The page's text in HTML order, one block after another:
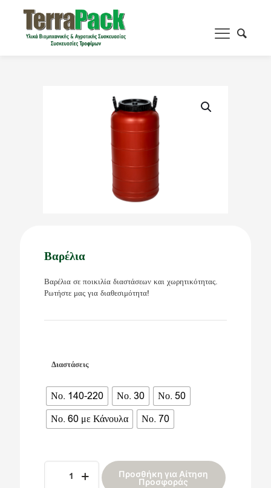
Βαρέλια
Βαρέλια σε ποικιλία διαστάσεων και χωρητικότητας.
Ρωτήστε μας για διαθεσιμότητα!
Διαστάσεις
Νο. 140-220 Νο. 30
Νο. 50
Νο. 60 με Κάνουλα
Νο. 70
ποσότητα
Προσθήκη για Αίτηση
Προσφοράς